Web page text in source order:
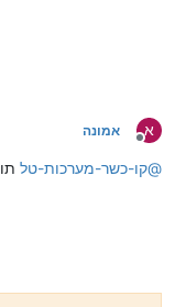
א
מנותק
אמונה
@קו-כשר-מערכות-טל